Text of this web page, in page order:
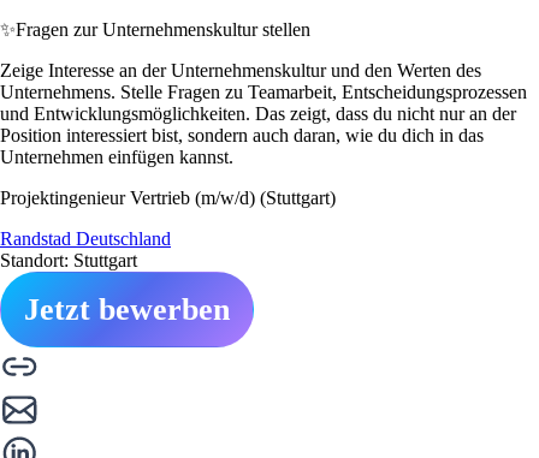
✨Fragen zur Unternehmenskultur stellen
Zeige Interesse an der Unternehmenskultur und den Werten des
Unternehmens. Stelle Fragen zu Teamarbeit, Entscheidungsprozessen
und Entwicklungsmöglichkeiten. Das zeigt, dass du nicht nur an der
Position interessiert bist, sondern auch daran, wie du dich in das
Unternehmen einfügen kannst.
Projektingenieur Vertrieb (m/w/d) (Stuttgart)
Randstad Deutschland
Standort: Stuttgart
Jetzt bewerben